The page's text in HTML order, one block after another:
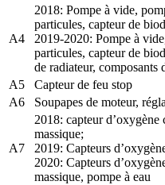
A4
2018: Pompe à vide,
particules, capteur de
2019-2020: Pompe à
particules, capteur de
de radiateur, composants
A5
Capteur de feu stop
A6
Soupapes de moteur,
A7
2018: capteur d’oxygène
massique;
2019: Capteurs
2020: Capteurs
massique, pompe à eau